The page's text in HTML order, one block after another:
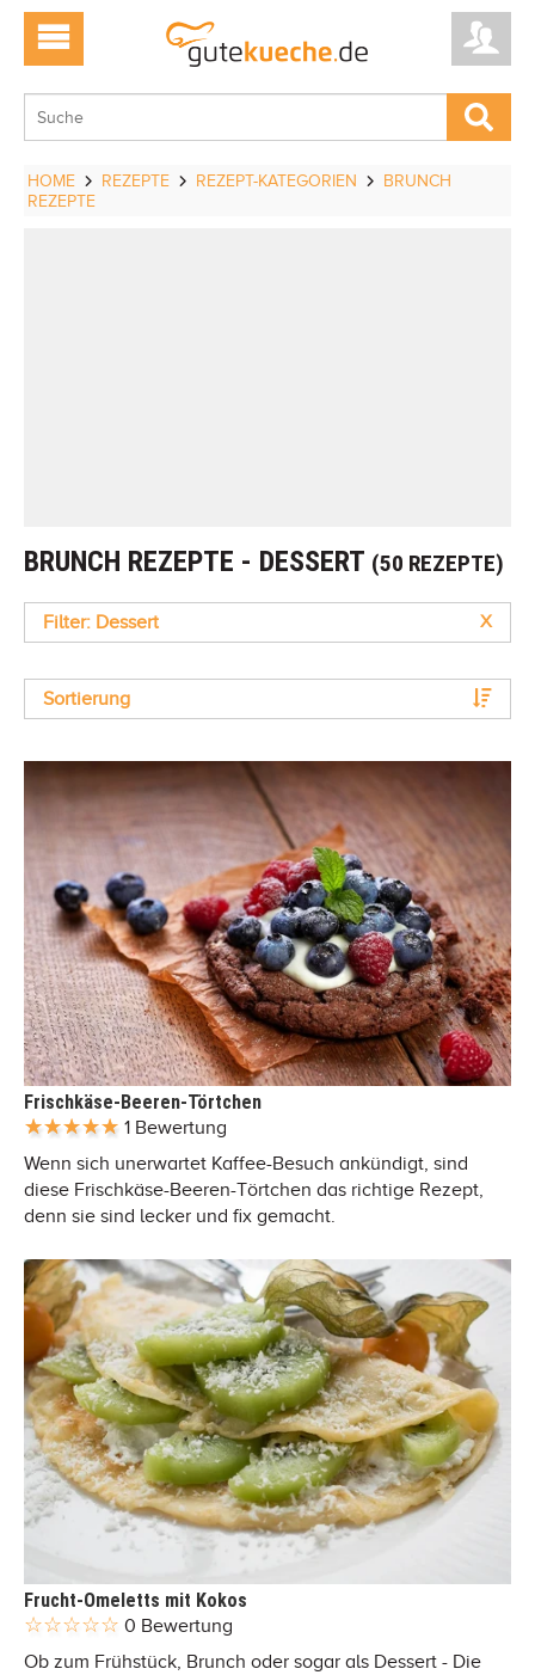
HOME REZEPTE REZEPT-KATEGORIEN
BRUNCH
REZEPTE
BRUNCH REZEPTE - DESSERT (50 REZEPTE)
Filter: Dessert X
Sortierung
Frischkäse-Beeren-Törtchen
1 Bewertung
Wenn sich unerwartet Kaffee-Besuch ankündigt, sind
diese Frischkäse-Beeren-Törtchen das richtige Rezept,
denn sie sind lecker und fix gemacht.
Frucht-Omeletts mit Kokos
0 Bewertung
Ob zum Frühstück, Brunch oder sogar als Dessert - Die